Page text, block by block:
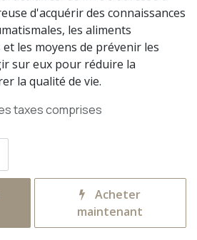
d'acquérir des connaissances
les aliments
les moyens de prévenir les
sur eux pour réduire la
la qualité de vie.
taxes comprises
Acheter
maintenant